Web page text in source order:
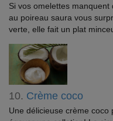
Si vos omelettes
au poireau saura vous
verte, elle fait un plat
10. Crème coco
Une délicieuse crème